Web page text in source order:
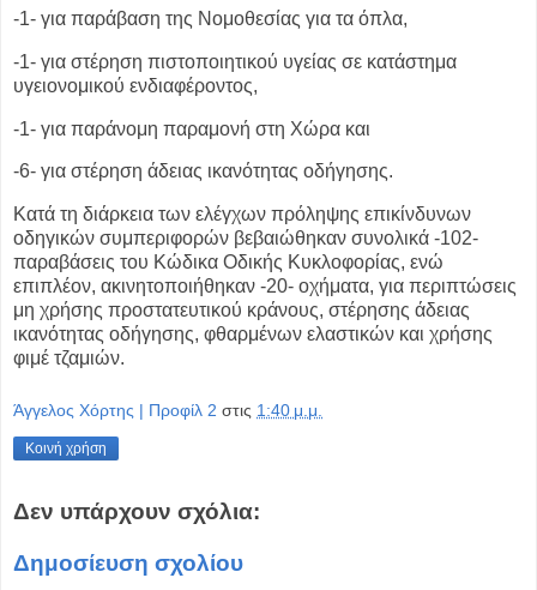
-1- για παράβαση της Νομοθεσίας για τα όπλα,
-1- για στέρηση πιστοποιητικού υγείας σε κατάστημα
υγειονομικού ενδιαφέροντος,
-1- για παράνομη παραμονή στη Χώρα και
-6- για στέρηση άδειας ικανότητας οδήγησης.
Κατά τη διάρκεια των ελέγχων πρόληψης επικίνδυνων
οδηγικών συμπεριφορών βεβαιώθηκαν συνολικά -102-
παραβάσεις του Κώδικα Οδικής Κυκλοφορίας, ενώ
επιπλέον, ακινητοποιήθηκαν -20- οχήματα, για περιπτώσεις
μη χρήσης προστατευτικού κράνους, στέρησης άδειας
ικανότητας οδήγησης, φθαρμένων ελαστικών και χρήσης
φιμέ τζαμιών.
Άγγελος Χόρτης | Προφίλ 2 στις 1:40 μ.μ.
Κοινή χρήση
Δεν υπάρχουν σχόλια:
Δημοσίευση σχολίου